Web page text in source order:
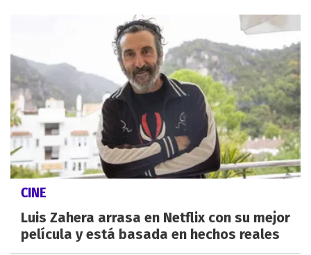
CINE
Luis Zahera arrasa en Netflix con su mejor
película y está basada en hechos reales